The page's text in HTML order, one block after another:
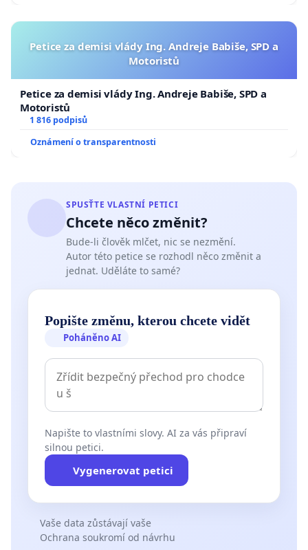
Petice za demisi vlády Ing. Andreje Babiše, SPD a
Motoristů
Petice za demisi vlády Ing. Andreje Babiše, SPD a
Motoristů
1 816 podpisů
Oznámení o transparentnosti
SPUSŤTE VLASTNÍ PETICI
Chcete něco změnit?
Bude-li člověk mlčet, nic se nezmění.
Autor této petice se rozhodl něco změnit a
jednat. Uděláte to samé?
Popište změnu, kterou chcete vidět
Poháněno AI
Napište to vlastními slovy. AI za vás připraví
silnou petici.
Vygenerovat petici
Vaše data zůstávají vaše
Ochrana soukromí od návrhu